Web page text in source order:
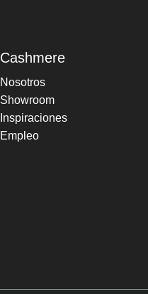
Cashmere
Nosotros
Showroom
Inspiraciones
Empleo